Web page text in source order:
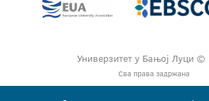
Универзитет у Бањој Луци
Сва права задржана